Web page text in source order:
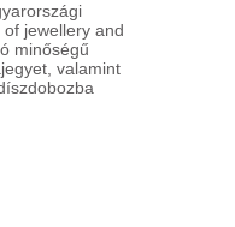
jewellery and
minőségű
valamint